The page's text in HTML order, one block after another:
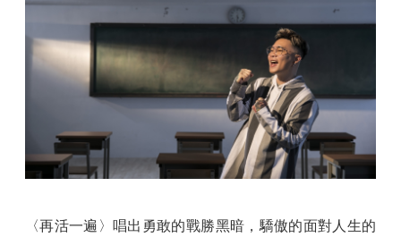
〈再活一遍〉唱出勇敢的戰勝黑暗，驕傲的面對人生的